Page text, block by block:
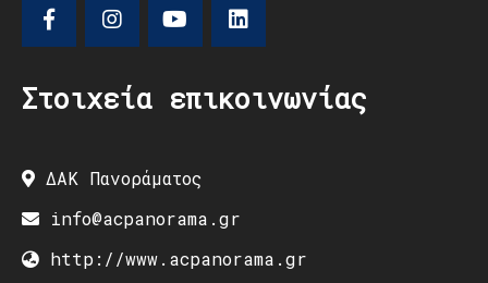
Στοιχεία επικοινωνίας
ΔΑΚ Πανοράματος
info@acpanorama.gr
http://www.acpanorama.gr